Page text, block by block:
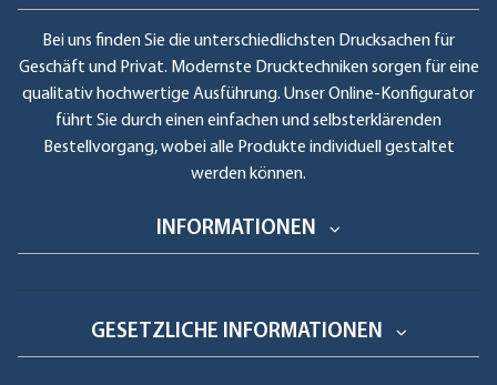
Bei uns finden Sie die unterschiedlichsten Drucksachen für
Geschäft und Privat. Modernste Drucktechniken sorgen für eine
qualitativ hochwertige Ausführung. Unser Online-Konfigurator
führt Sie durch einen einfachen und selbsterklärenden
Bestellvorgang, wobei alle Produkte individuell gestaltet
werden können.
INFORMATIONEN
GESETZLICHE INFORMATIONEN